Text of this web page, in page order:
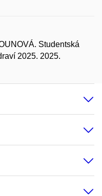
Studentská
2025. 2025.